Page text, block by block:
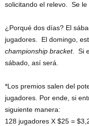
solicitando el relevo. Se le
¿Porqué dos días? El
jugadores. El domingo,
championship bracket. Si
sábado, así será.
*Los premios salen del
jugadores. Por ende, si
siguiente manera:
128 jugadores X $25 =